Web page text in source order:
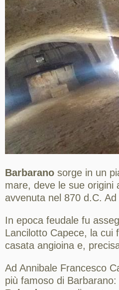
Barbarano sorge in un
mare, deve le sue
avvenuta nel 870 d.C.
In epoca feudale fu
Lancilotto Capece, la cui
casata angioina e,
Ad Annibale Francesco
più famoso di